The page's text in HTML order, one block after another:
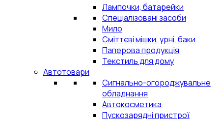
Лампочки, батарейки
Спеціалізовані засоби
Мило
Сміттєві мішки, урні, баки
Паперова продукція
Текстиль для дому
Автотовари
Сигнально-огороджувальне
обладнання
Автокосметика
Пускозарядні пристрої